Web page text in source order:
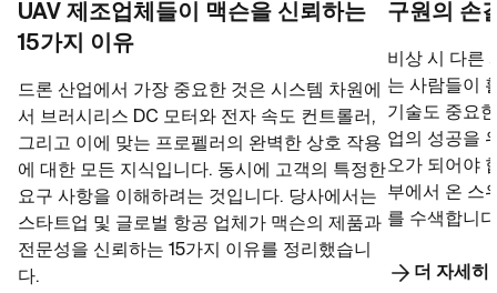
UAV 제조업체들이 맥슨을 신뢰하는
15가지 이유
드론 산업에서 가장 중요한 것은 시스템 차원에
서 브러시리스 DC 모터와 전자 속도 컨트롤러,
그리고 이에 맞는 프로펠러의 완벽한 상호 작용
에 대한 모든 지식입니다. 동시에 고객의 특정한
요구 사항을 이해하려는 것입니다. 당사에서는
스타트업 및 글로벌 항공 업체가 맥슨의 제품과
전문성을 신뢰하는 15가지 이유를 정리했습니
다.
구원의 손
비상 시 다른
는 사람들이
기술도 중요
업의 성공을
오가 되어야
부에서 온 스
를 수색합니
더 자세히